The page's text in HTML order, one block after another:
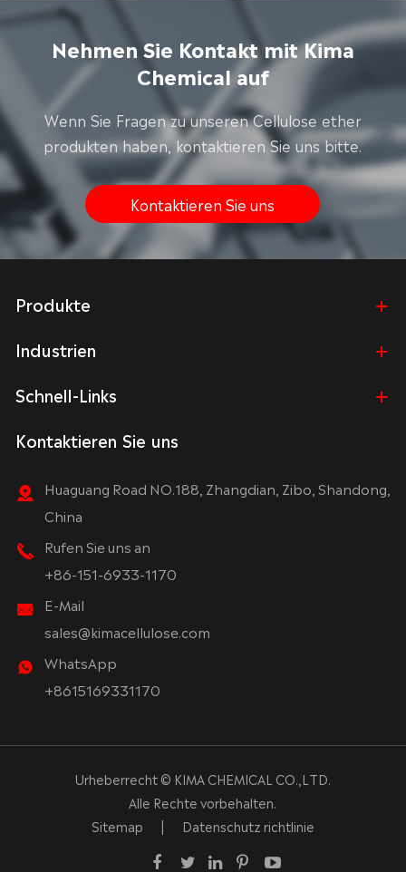
Nehmen Sie Kontakt mit Kima
Chemical auf
Wenn Sie Fragen zu unseren Cellulose ether
produkten haben, kontaktieren Sie uns bitte.
Kontaktieren Sie uns
Produkte
Industrien
Schnell-Links
Kontaktieren Sie uns
Huaguang Road NO.188, Zhangdian, Zibo, Shandong,
China
Rufen Sie uns an
+86-151-6933-1170
E-Mail
sales@kimacellulose.com
WhatsApp
+8615169331170
Urheberrecht © KIMA CHEMICAL CO.,LTD.
Alle Rechte vorbehalten.
Sitemap
| Datenschutz richtlinie